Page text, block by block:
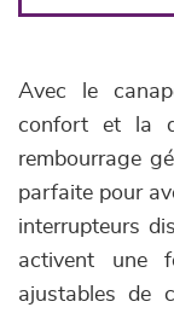
Avec le
confort et la
rembourrage
parfaite pour
interrupteurs
activent une
ajustables de